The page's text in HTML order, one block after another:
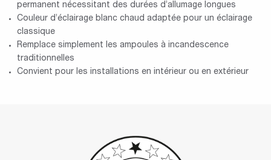
permanent nécessitant des durées d’allumage longues
Couleur d’éclairage blanc chaud adaptée pour un éclairage
classique
Remplace simplement les ampoules à incandescence
traditionnelles
Convient pour les installations en intérieur ou en extérieur